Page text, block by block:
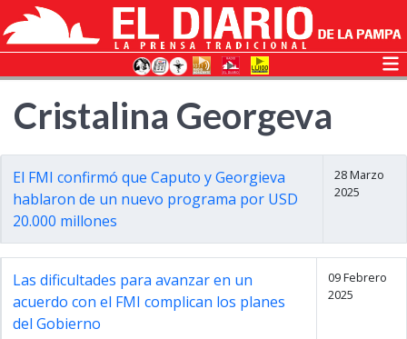
Cristalina Georgeva
El FMI confirmó que Caputo y Georgieva
hablaron de un nuevo programa por USD
20.000 millones
28 Marzo
2025
Las dificultades para avanzar en un
acuerdo con el FMI complican los planes
del Gobierno
09 Febrero
2025